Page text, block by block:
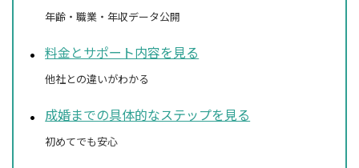
年齢・職業・年収データ公開
料金とサポート内容を見る
他社との違いがわかる
成婚までの具体的なステップを見る
初めてでも安心